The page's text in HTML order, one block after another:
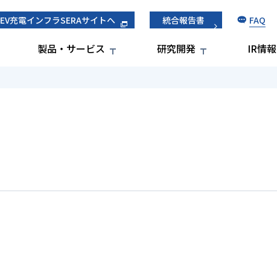
EV充電インフラSERAサイトへ 統合報告書 FAQ
製品・サービス 研究開発 IR情報